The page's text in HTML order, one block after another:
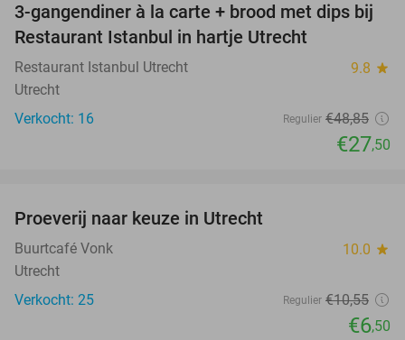
44%
NEW
TODAY
3-gangendiner à la carte + brood met dips bij
Restaurant Istanbul in hartje Utrecht
Restaurant Istanbul Utrecht 9.8 star
Utrecht
Verkocht: 16
Regulier €48,85
€27,50
TODAY
Proeverij naar keuze in Utrecht
Buurtcafé Vonk 10.0 star
Utrecht
Verkocht: 25
Regulier €10,55
€6,50